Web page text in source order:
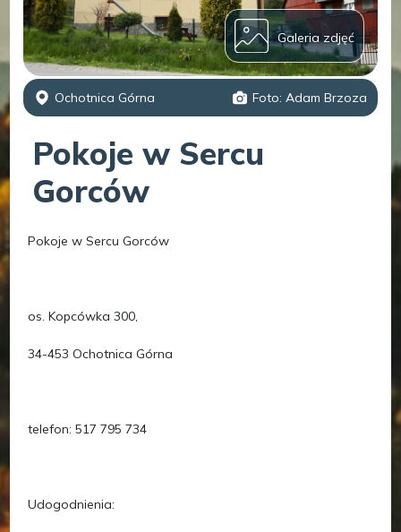
Galeria zdjęć
Ochotnica Górna Foto: Adam Brzoza
Pokoje w Sercu
Gorców
Pokoje w Sercu Gorców
os. Kopcówka 300,
34-453 Ochotnica Górna
telefon: 517 795 734
Udogodnienia: